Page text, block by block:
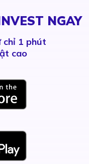
NGAY
chỉ 1 phút
cao